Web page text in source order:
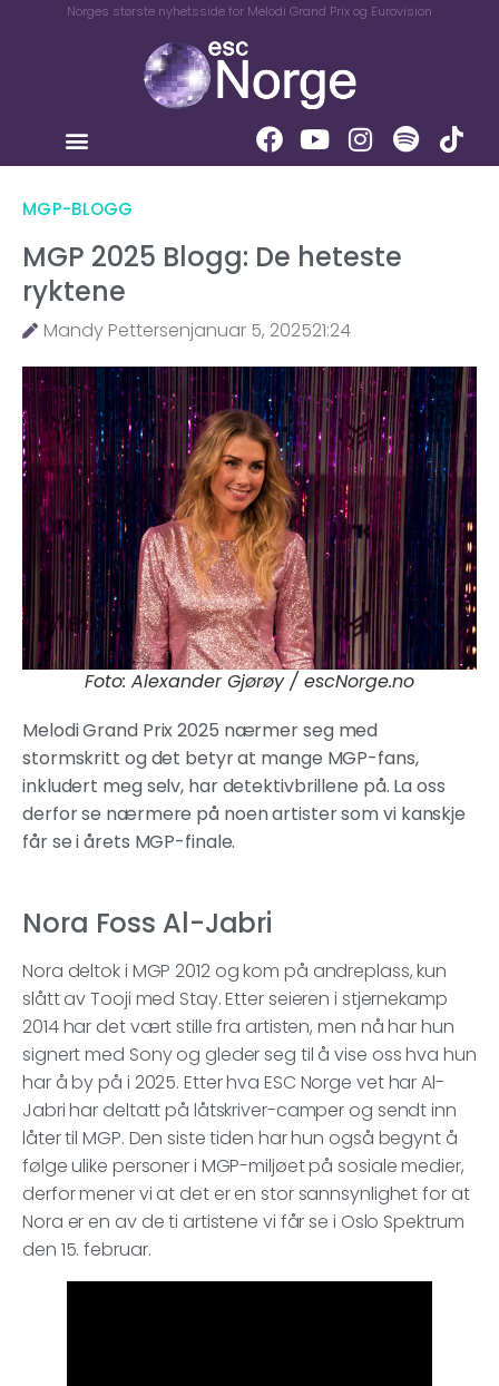
Norges største nyhetsside for Melodi Grand Prix og Eurovision
MGP-BLOGG
MGP 2025 Blogg: De heteste
ryktene
Mandy Pettersenjanuar 5, 202521:24
Foto: Alexander Gjørøy / escNorge.no
Melodi Grand Prix 2025 nærmer seg med
stormskritt og det betyr at mange MGP-fans,
inkludert meg selv, har detektivbrillene på. La oss
derfor se nærmere på noen artister som vi kanskje
får se i årets MGP-finale.
Nora Foss Al-Jabri
Nora deltok i MGP 2012 og kom på andreplass, kun
slått av Tooji med Stay. Etter seieren i stjernekamp
2014 har det vært stille fra artisten, men nå har hun
signert med Sony og gleder seg til å vise oss hva hun
har å by på i 2025. Etter hva ESC Norge vet har Al-
Jabri har deltatt på låtskriver-camper og sendt inn
låter til MGP. Den siste tiden har hun også begynt å
følge ulike personer i MGP-miljøet på sosiale medier,
derfor mener vi at det er en stor sannsynlighet for at
Nora er en av de ti artistene vi får se i Oslo Spektrum
den 15. februar.